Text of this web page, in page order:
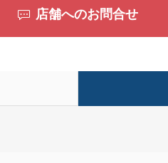
店舗へのお問合せ